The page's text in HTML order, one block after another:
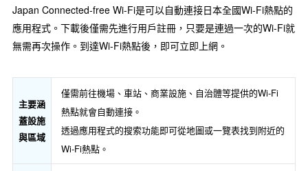
Japan Connected-free Wi-Fi是可以自動連接日本全國Wi-Fi熱點的
應用程式。下載後僅需先進行用戶註冊，只要是連過一次的Wi-Fi就
無需再次操作。到達Wi-Fi熱點後，即可立即上網。
主要涵
蓋設施
與區域
僅需前往機場、車站、商業設施、自治體等提供的Wi-Fi
熱點就會自動連接。
透過應用程式的搜索功能即可從地圖或一覽表找到附近的
Wi-Fi熱點。